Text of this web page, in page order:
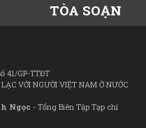
TÒA SOẠN
41/GP-TTĐT
VỚI NGƯỜI VIỆT NAM Ở NƯỚC
Ngọc - Tổng Biên Tập Tạp chí